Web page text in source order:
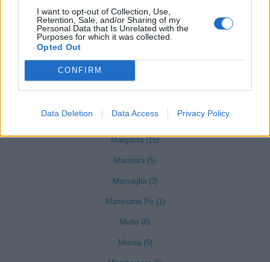
I want to opt-out of Collection, Use,
Retention, Sale, and/or Sharing of my
Personal Data that Is Unrelated with the
Purposes for which it was collected.
Opted Out
CONFIRM
Data Deletion Data Access Privacy Policy
Macra (1)
Magliano Alpi (61)
Magliano Alfieri (21)
Mango (26)
Margarita (15)
Marmora (5)
Marsaglia (3)
Martiniana Po (1)
Melle (8)
Moiola (5)